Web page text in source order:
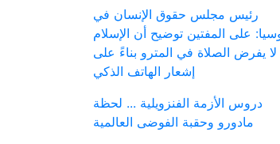
رئيس مجلس حقوق الإنسان في
على المفتين توضيح أن الإسلام
لا يفرض الصلاة في المترو بناءً على
إشعار الهاتف الذكي
دروس الأزمة الفنزويلية ... لحظة
مادورو وحقبة الفوضى العالمية